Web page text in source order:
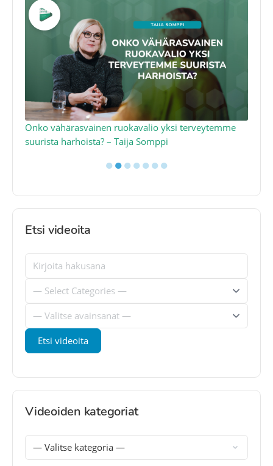
Onko vähärasvainen ruokavalio yksi terveytemme
suurista harhoista? – Taija Somppi
●●●●●●●
Etsi videoita
Videoiden kategoriat